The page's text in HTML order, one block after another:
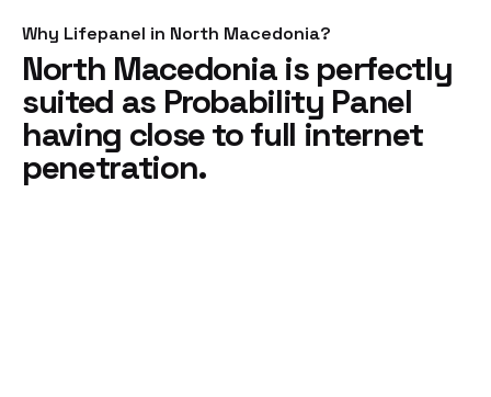
Why Lifepanel in North Macedonia?
North Macedonia is perfectly
suited as Probability Panel
having close tofull internet
penetration.